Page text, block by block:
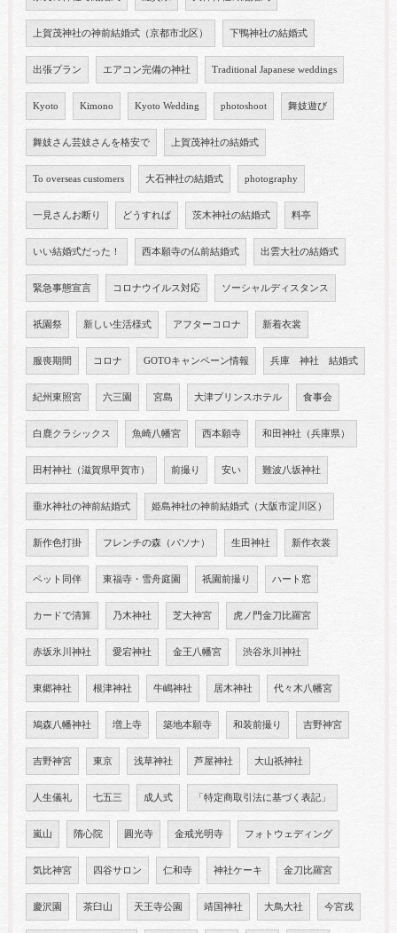
上賀茂神社の神前結婚式（京都市北区） 下鴨神社の結婚式
出張プラン エアコン完備の神社 Traditional Japanese weddings
Kyoto Kimono Kyoto Wedding photoshoot 舞妓遊び
舞妓さん芸妓さんを格安で 上賀茂神社の結婚式
To overseas customers 大石神社の結婚式 photography
一見さんお断り どうすれば 茨木神社の結婚式 料亭
いい結婚式だった！ 西本願寺の仏前結婚式 出雲大社の結婚式
緊急事態宣言 コロナウイルス対応 ソーシャルディスタンス
祇園祭 新しい生活様式 アフターコロナ 新着衣裳
服喪期間 コロナ GOTOキャンペーン情報 兵庫 神社 結婚式
紀州東照宮 六三園 宮島 大津プリンスホテル 食事会
白鹿クラシックス 魚崎八幡宮 西本願寺 和田神社（兵庫県）
田村神社（滋賀県甲賀市） 前撮り 安い 難波八坂神社
垂水神社の神前結婚式 姫島神社の神前結婚式（大阪市淀川区）
新作色打掛 フレンチの森（パソナ） 生田神社 新作衣裳
ペット同伴 東福寺・雪舟庭園 祇園前撮り ハート窓
カードで清算 乃木神社 芝大神宮 虎ノ門金刀比羅宮
赤坂氷川神社 愛宕神社 金王八幡宮 渋谷氷川神社
東郷神社 根津神社 牛嶋神社 居木神社 代々木八幡宮
鳩森八幡神社 増上寺 築地本願寺 和装前撮り 吉野神宮
吉野神宮 東京 浅草神社 芦屋神社 大山祇神社
人生儀礼 七五三 成人式 「特定商取引法に基づく表記」
嵐山 隋心院 圓光寺 金戒光明寺 フォトウェディング
気比神宮 四谷サロン 仁和寺 神社ケーキ 金刀比羅宮
慶沢園 茶臼山 天王寺公園 靖国神社 大鳥大社 今宮戎